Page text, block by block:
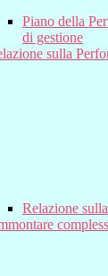
Piano della
di gestione
sulla
Relazione